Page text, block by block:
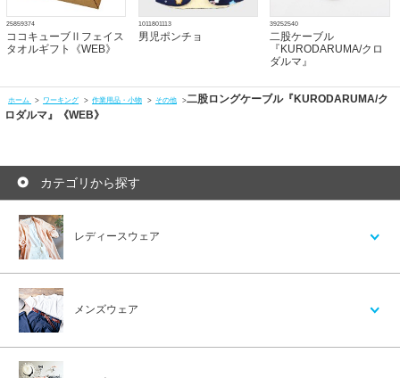
25859374
ココキューブⅡフェイス
タオルギフト《WEB》
1011801113
男児ポンチョ
39252540
二股ケーブル
『KURODARUMA/クロ
ダルマ』
ホーム > ワーキング > 作業用品・小物 > その他 >二股ロングケーブル『KURODARUMA/ク
ロダルマ』《WEB》
カテゴリから探す
レディースウェア
メンズウェア